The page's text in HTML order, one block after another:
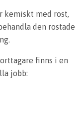
kemiskt med rost,
den rostade
finns i en
jobb: